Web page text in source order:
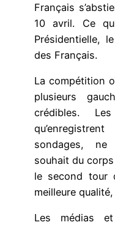
Français
10 avril. Ce
Présidentielle,
des Français.
La compétition
plusieurs
crédibles.
sondages,
souhait du
le second tour
meilleure
Les médias